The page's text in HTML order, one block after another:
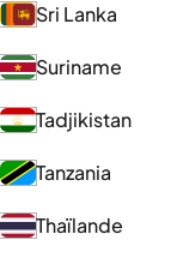
Sri Lanka
Suriname
Tadjikistan
Tanzania
Thaïlande